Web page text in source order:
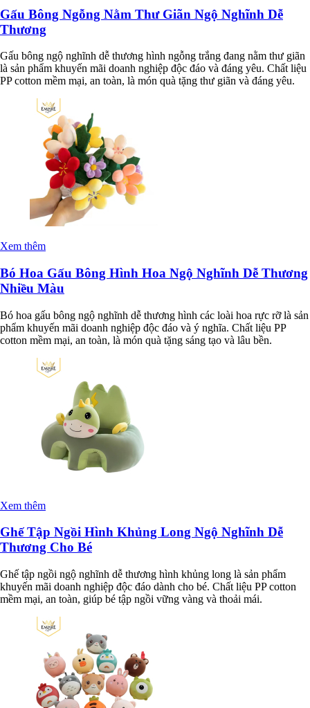
Gấu Bông Ngỗng Nằm Thư Giãn Ngộ Nghĩnh Dễ
Thương
Gấu bông ngộ nghĩnh dễ thương hình ngỗng trắng đang nằm thư giãn
là sản phẩm khuyến mãi doanh nghiệp độc đáo và đáng yêu. Chất liệu
PP cotton mềm mại, an toàn, là món quà tặng thư giãn và đáng yêu.
Xem thêm
Bó Hoa Gấu Bông Hình Hoa Ngộ Nghĩnh Dễ Thương
Nhiều Màu
Bó hoa gấu bông ngộ nghĩnh dễ thương hình các loài hoa rực rỡ là sản
phẩm khuyến mãi doanh nghiệp độc đáo và ý nghĩa. Chất liệu PP
cotton mềm mại, an toàn, là món quà tặng sáng tạo và lâu bền.
Xem thêm
Ghế Tập Ngồi Hình Khủng Long Ngộ Nghĩnh Dễ
Thương Cho Bé
Ghế tập ngồi ngộ nghĩnh dễ thương hình khủng long là sản phẩm
khuyến mãi doanh nghiệp độc đáo dành cho bé. Chất liệu PP cotton
mềm mại, an toàn, giúp bé tập ngồi vững vàng và thoải mái.